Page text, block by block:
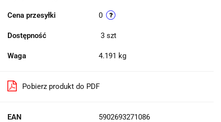
Cena przesyłki 0
Dostępność 3 szt
Waga 4.191 kg
Pobierz produkt do PDF
EAN 5902693271086